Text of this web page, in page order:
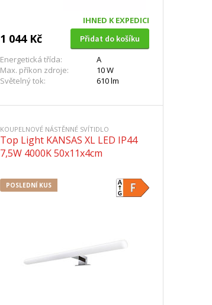
IHNED K EXPEDICI
1 044 Kč
Přidat do košíku
Energetická třída:
A
Max. příkon zdroje:
10 W
Světelný tok:
610 lm
KOUPELNOVÉ NÁSTĚNNÉ SVÍTIDLO
Top Light KANSAS XL LED IP44
7,5W 4000K 50x11x4cm
POSLEDNÍ KUS